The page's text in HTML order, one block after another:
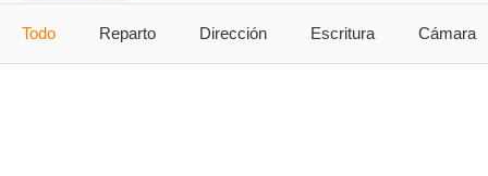
Todo Reparto Dirección Escritura Cámara